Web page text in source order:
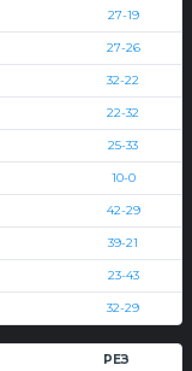
27-19
27-26
32-22
22-32
25-33
10-0
42-29
39-21
23-43
32-29
РЕЗ